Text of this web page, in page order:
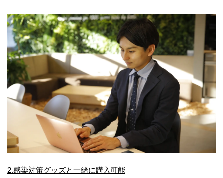
2.感染対策グッズと一緒に購入可能